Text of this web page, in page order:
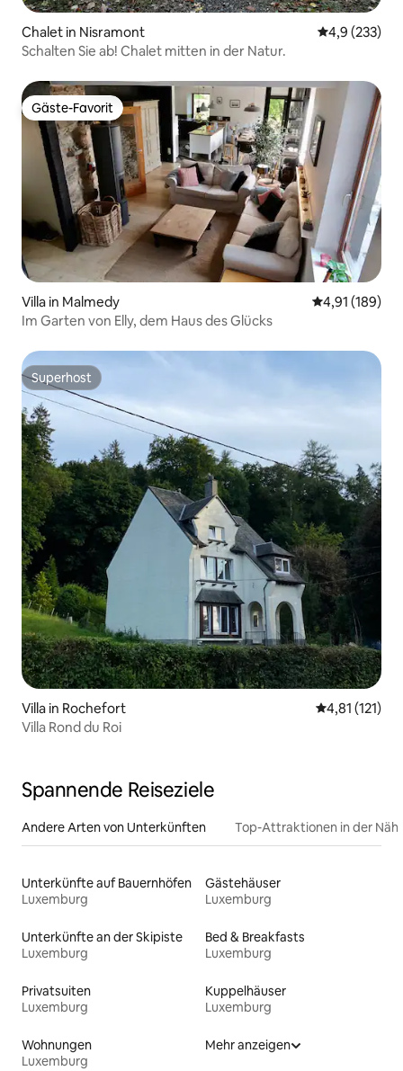
Chalet in Nisramont
4,9 (233)
Schalten Sie ab! Chalet mitten in der Natur.
Gäste-Favorit
Gäste-Favorit
Villa in Malmedy
4,91 (189)
Im Garten von Elly, dem Haus des Glücks
Superhost
Superhost
Villa in Rochefort
4,81 (121)
Villa Rond du Roi
Spannende Reiseziele
Andere Arten von Unterkünften Top-Attraktionen in der
Unterkünfte auf Bauernhöfen
Luxemburg
Gästehäuser
Luxemburg
Unterkünfte an der Skipiste
Luxemburg
Bed & Breakfasts
Luxemburg
Privatsuiten
Luxemburg
Kuppelhäuser
Luxemburg
Wohnungen
Luxemburg
Mehr anzeigen